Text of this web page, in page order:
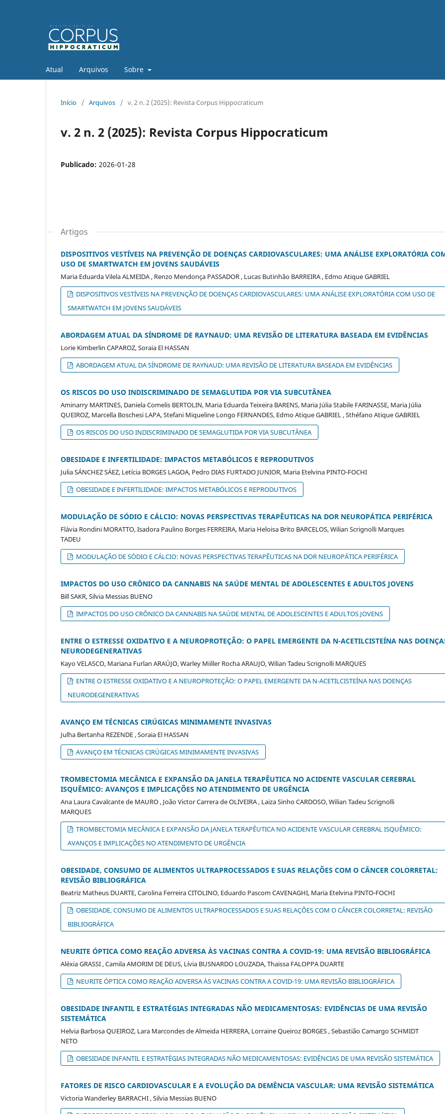
Atual Arquivos Sobre
Início / Arquivos / v. 2 n. 2 (2025): Revista Corpus Hippocraticum
v. 2 n. 2 (2025): Revista Corpus Hippocraticum
Publicado: 2026-01-28
Artigos
DISPOSITIVOS VESTÍVEIS NA PREVENÇÃO DE DOENÇAS CARDIOVASCULARES: UMA ANÁLISE EXPLORATÓRIA
USO DE SMARTWATCH EM JOVENS SAUDÁVEIS
Maria Eduarda Vilela ALMEIDA , Renzo Mendonça PASSADOR , Lucas Butinhão BARREIRA , Edmo Atique GABRIEL
DISPOSITIVOS VESTÍVEIS NA PREVENÇÃO DE DOENÇAS CARDIOVASCULARES: UMA ANÁLISE EXPLORATÓRIA COM USO DE
SMARTWATCH EM JOVENS SAUDÁVEIS
ABORDAGEM ATUAL DA SÍNDROME DE RAYNAUD: UMA REVISÃO DE LITERATURA BASEADA EM EVIDÊNCIAS
Lorie Kimberlin CAPAROZ, Soraia El HASSAN
ABORDAGEM ATUAL DA SÍNDROME DE RAYNAUD: UMA REVISÃO DE LITERATURA BASEADA EM EVIDÊNCIAS
OS RISCOS DO USO INDISCRIMINADO DE SEMAGLUTIDA POR VIA SUBCUTÂNEA
Aminarry MARTINES, Daniela Comelis BERTOLIN, Maria Eduarda Teixeira BARENS, Maria Júlia Stabile FARINASSE, Maria Júlia
QUEIROZ, Marcella Boschesi LAPA, Stefani Miqueline Longo FERNANDES, Edmo Atique GABRIEL , Sthéfano Atique GABRIEL
OS RISCOS DO USO INDISCRIMINADO DE SEMAGLUTIDA POR VIA SUBCUTÂNEA
OBESIDADE E INFERTILIDADE: IMPACTOS METABÓLICOS E REPRODUTIVOS
Julia SÁNCHEZ SÁEZ, Letícia BORGES LAGOA, Pedro DIAS FURTADO JUNIOR, Maria Etelvina PINTO-FOCHI
OBESIDADE E INFERTILIDADE: IMPACTOS METABÓLICOS E REPRODUTIVOS
MODULAÇÃO DE SÓDIO E CÁLCIO: NOVAS PERSPECTIVAS TERAPÊUTICAS NA DOR NEUROPÁTICA PERIFÉRICA
Flávia Rondini MORATTO, Isadora Paulino Borges FERREIRA, Maria Heloisa Brito BARCELOS, Wilian Scrignolli Marques
TADEU
MODULAÇÃO DE SÓDIO E CÁLCIO: NOVAS PERSPECTIVAS TERAPÊUTICAS NA DOR NEUROPÁTICA PERIFÉRICA
IMPACTOS DO USO CRÔNICO DA CANNABIS NA SAÚDE MENTAL DE ADOLESCENTES E ADULTOS JOVENS
Bill SAKR, Silvia Messias BUENO
IMPACTOS DO USO CRÔNICO DA CANNABIS NA SAÚDE MENTAL DE ADOLESCENTES E ADULTOS JOVENS
ENTRE O ESTRESSE OXIDATIVO E A NEUROPROTEÇÃO: O PAPEL EMERGENTE DA N-ACETILCISTEÍNA NAS
NEURODEGENERATIVAS
Kayo VELASCO, Mariana Furlan ARAÚJO, Warley Miiller Rocha ARAUJO, Wilian Tadeu Scrignolli MARQUES
ENTRE O ESTRESSE OXIDATIVO E A NEUROPROTEÇÃO: O PAPEL EMERGENTE DA N-ACETILCISTEÍNA NAS DOENÇAS
NEURODEGENERATIVAS
AVANÇO EM TÉCNICAS CIRÚGICAS MINIMAMENTE INVASIVAS
Julha Bertanha REZENDE , Soraia El HASSAN
AVANÇO EM TÉCNICAS CIRÚGICAS MINIMAMENTE INVASIVAS
TROMBECTOMIA MECÂNICA E EXPANSÃO DA JANELA TERAPÊUTICA NO ACIDENTE VASCULAR CEREBRAL
ISQUÊMICO: AVANÇOS E IMPLICAÇÕES NO ATENDIMENTO DE URGÊNCIA
Ana Laura Cavalcante de MAURO , João Victor Carrera de OLIVEIRA , Laiza Sinho CARDOSO, Wilian Tadeu Scrignolli
MARQUES
TROMBECTOMIA MECÂNICA E EXPANSÃO DA JANELA TERAPÊUTICA NO ACIDENTE VASCULAR CEREBRAL ISQUÊMICO:
AVANÇOS E IMPLICAÇÕES NO ATENDIMENTO DE URGÊNCIA
OBESIDADE, CONSUMO DE ALIMENTOS ULTRAPROCESSADOS E SUAS RELAÇÕES COM O CÂNCER COLORRETAL:
REVISÃO BIBLIOGRÁFICA
Beatriz Matheus DUARTE, Carolina Ferreira CITOLINO, Eduardo Pascom CAVENAGHI, Maria Etelvina PINTO-FOCHI
OBESIDADE, CONSUMO DE ALIMENTOS ULTRAPROCESSADOS E SUAS RELAÇÕES COM O CÂNCER COLORRETAL: REVISÃO
BIBLIOGRÁFICA
NEURITE ÓPTICA COMO REAÇÃO ADVERSA ÀS VACINAS CONTRA A COVID-19: UMA REVISÃO BIBLIOGRÁFICA
Aléxia GRASSI , Camila AMORIM DE DEUS, Lívia BUSNARDO LOUZADA, Thaissa FALOPPA DUARTE
NEURITE ÓPTICA COMO REAÇÃO ADVERSA ÀS VACINAS CONTRA A COVID-19: UMA REVISÃO BIBLIOGRÁFICA
OBESIDADE INFANTIL E ESTRATÉGIAS INTEGRADAS NÃO MEDICAMENTOSAS: EVIDÊNCIAS DE UMA REVISÃO
SISTEMÁTICA
Helvia Barbosa QUEIROZ, Lara Marcondes de Almeida HERRERA, Lorraine Queiroz BORGES , Sebastião Camargo SCHMIDT
NETO
OBESIDADE INFANTIL E ESTRATÉGIAS INTEGRADAS NÃO MEDICAMENTOSAS: EVIDÊNCIAS DE UMA REVISÃO SISTEMÁTICA
FATORES DE RISCO CARDIOVASCULAR E A EVOLUÇÃO DA DEMÊNCIA VASCULAR: UMA REVISÃO SISTEMÁTICA
Victoria Wanderley BARRACHI , Silvia Messias BUENO